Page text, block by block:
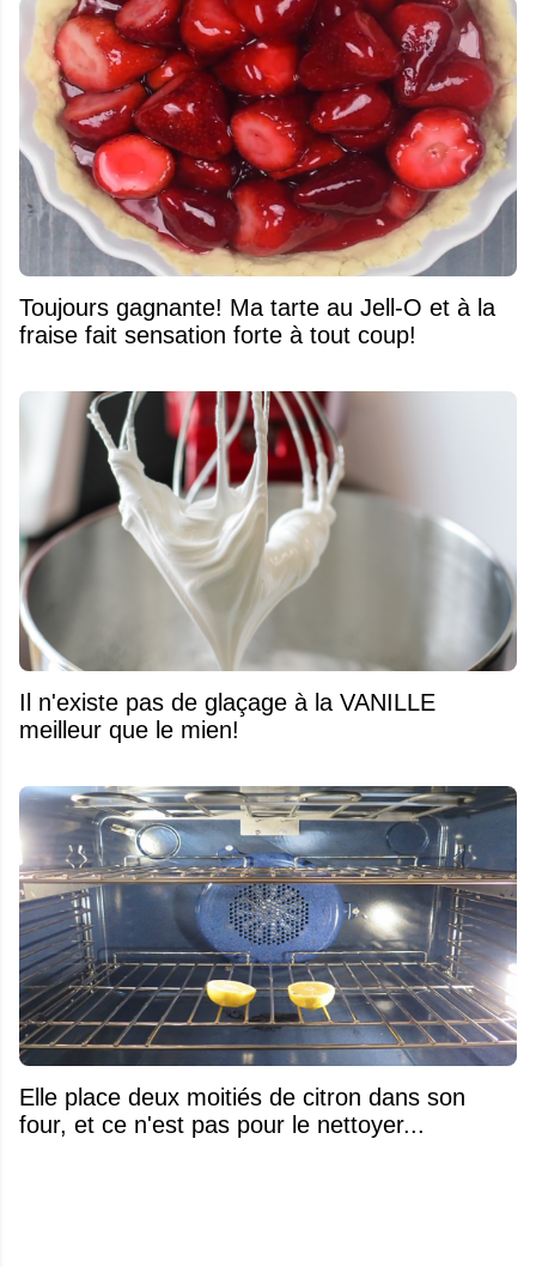
Toujours gagnante! Ma tarte au Jell-O et à la
fraise fait sensation forte à tout coup!
Il n'existe pas de glaçage à la VANILLE
meilleur que le mien!
Elle place deux moitiés de citron dans son
four, et ce n'est pas pour le nettoyer...